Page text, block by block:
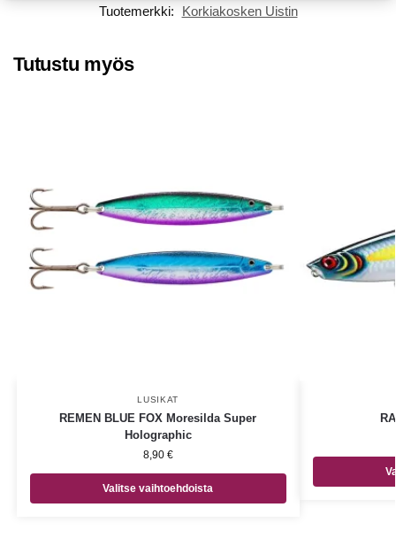
Tuotemerkki:
Korkiakosken Uistin
Tutustu myös
LUSIKAT
REMEN BLUE FOX Moresilda Super
Holographic
8,90 €
Valitse vaihtoehdoista